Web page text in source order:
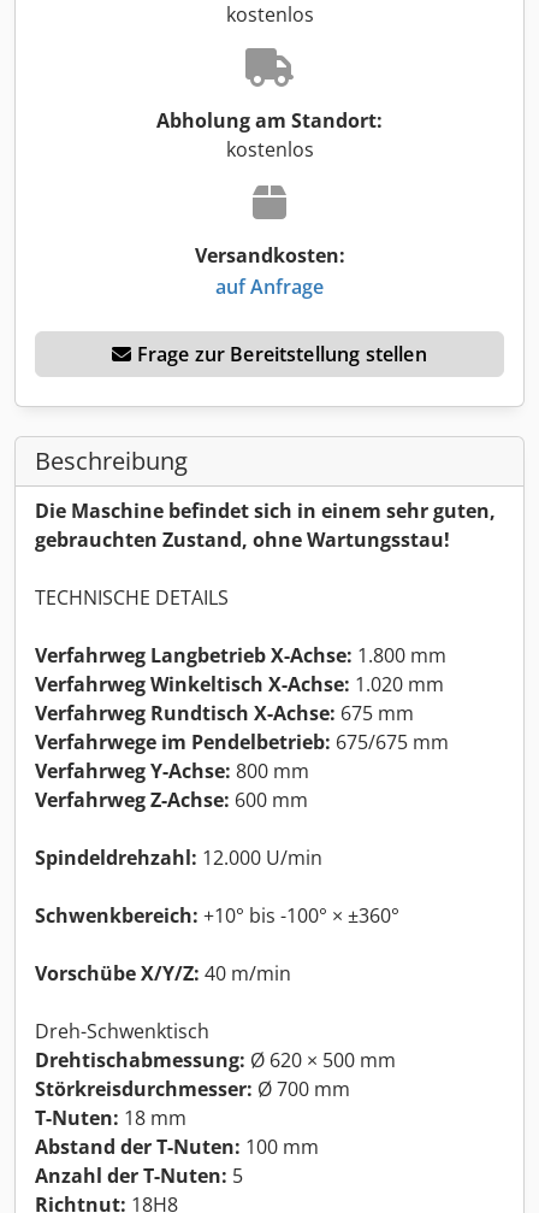
kostenlos
Abholung am Standort:
kostenlos
Versandkosten:
auf Anfrage
Frage zur Bereitstellung stellen
Beschreibung
Die Maschine befindet sich in einem sehr guten,
gebrauchten Zustand, ohne Wartungsstau!
TECHNISCHE DETAILS
Verfahrweg Langbetrieb X-Achse: 1.800 mm
Verfahrweg Winkeltisch X-Achse: 1.020 mm
Verfahrweg Rundtisch X-Achse: 675 mm
Verfahrwege im Pendelbetrieb: 675/675 mm
Verfahrweg Y-Achse: 800 mm
Verfahrweg Z-Achse: 600 mm
Spindeldrehzahl: 12.000 U/min
Schwenkbereich: +10° bis -100° × ±360°
Vorschübe X/Y/Z: 40 m/min
Dreh-Schwenktisch
Drehtischabmessung: Ø 620 × 500 mm
Störkreisdurchmesser: Ø 700 mm
T-Nuten: 18 mm
Abstand der T-Nuten: 100 mm
Anzahl der T-Nuten: 5
Richtnut: 18H8